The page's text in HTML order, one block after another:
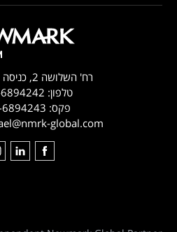
רח' השלושה 2, כניסה B3, תל אביב
טלפון:
פקס:
global.com